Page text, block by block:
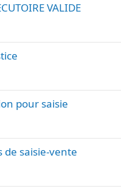
VALIDE
pour saisie
saisie-vente